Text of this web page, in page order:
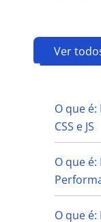
Ver
F
O que
CSS e JS
O que
O que